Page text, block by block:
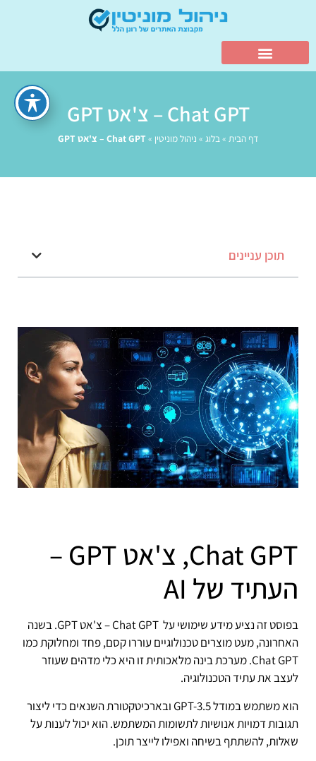
Chat GPT – צ'אט GPT
דף הבית »בלוג » ניהול מוניטין » Chat GPT – צ'אט GPT
תוכן עניינים
Chat GPT, צ'אט GPT –
העתיד של AI
בפוסט זה נציע מידע שימושי על Chat GPT – צ'אט GPT. בשנה
האחרונה, מעט מוצרים טכנולוגיים עוררו קסם, פחד ומחלוקת כמו
Chat GPT. מערכת בינה מלאכותית זו היא כלי מדהים שעוזר
לעצב את עתיד הטכנולוגיה.
הוא משתמש במודל GPT-3.5 ובארכיטקטורת השנאים כדי ליצור
תגובות דמויות אנושיות לתשומות המשתמש. הוא יכול לענות על
שאלות, להשתתף בשיחה ואפילו לייצר תוכן.